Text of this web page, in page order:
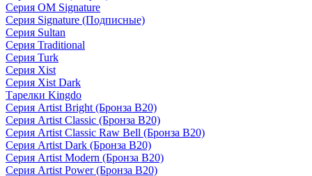
Серия OM Signature
Серия Signature (Подписные)
Серия Sultan
Серия Traditional
Серия Turk
Серия Xist
Серия Xist Dark
Тарелки Kingdo
Серия Artist Bright (Бронза B20)
Серия Artist Classic (Бронза B20)
Серия Artist Classic Raw Bell (Бронза B20)
Серия Artist Dark (Бронза B20)
Серия Artist Modern (Бронза B20)
Серия Artist Power (Бронза B20)